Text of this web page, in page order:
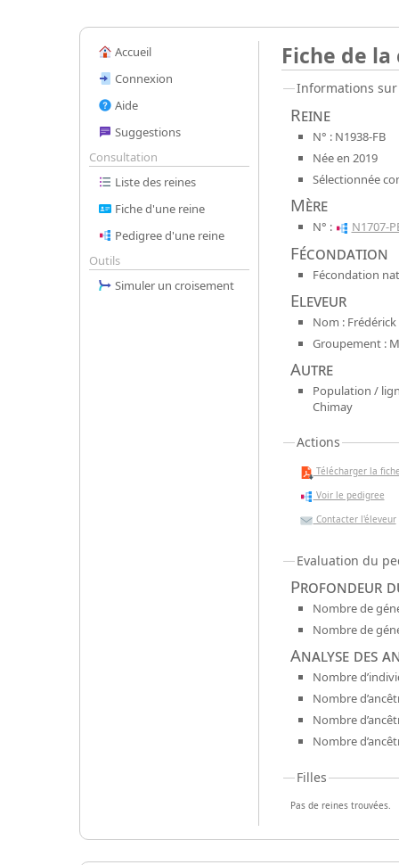
Accueil
Connexion
Aide
Suggestions
Consultation
Liste des reines
Fiche d'une reine
Pedigree d'une reine
Outils
Simuler un croisement
Fiche de la
Informations
Reine
N° : N1938-FB
Née en 2019
Sélectionnée
Mère
N° : N1707-
Fécondation
Fécondation
Eleveur
Nom : Frédérick
Groupement :
Autre
Population /
Chimay
Actions
Télécharger la
Voir le pedigree
Contacter l'éleveur
Evaluation du
Profondeur
Nombre de
Nombre de
Analyse des
Nombre
Nombre
Nombre
Nombre
Filles
Pas de reines trouvées.